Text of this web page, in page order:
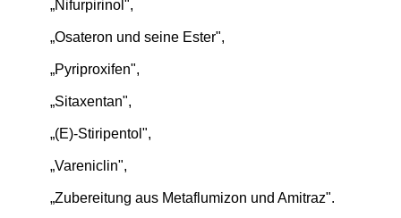
„Nifurpirinol",
„Osateron und seine Ester",
„Pyriproxifen",
„Sitaxentan",
„(E)-Stiripentol",
„Vareniclin",
„Zubereitung aus Metaflumizon und Amitraz".